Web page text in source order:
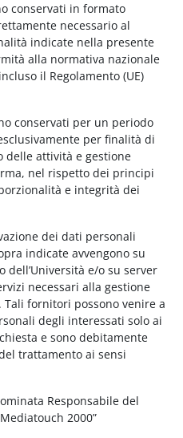
conservati in formato
necessario al
indicate nella presente
alla normativa nazionale
il Regolamento (UE)
conservati per un periodo
per finalità di
delle attività e gestione
nel rispetto dei principi
e integrità dei
dei dati personali
indicate avvengono su
dell’Università e/o su server
necessari alla gestione
fornitori possono venire a
degli interessati solo ai
e sono debitamente
trattamento ai sensi
Responsabile del
2000”